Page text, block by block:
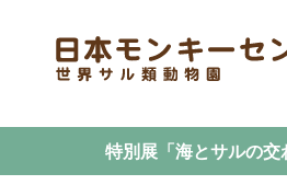
特別展「海とサルの交